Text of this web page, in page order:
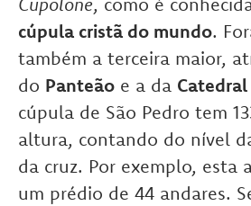
cúpula cristã do mundo.
também a terceira maior,
do Panteão e a da
cúpula de São Pedro tem
altura, contando do nível
da cruz. Por exemplo, esta
um prédio de 44 andares.